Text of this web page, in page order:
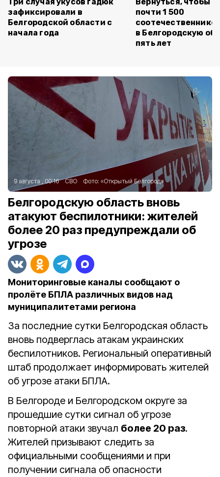
зафиксировали в
Белгородской области с
начала года
почти 1 500
в Белгородскую
пять лет
9 августа , 00:16 СВО Фото: «Открытый Белгород»
Белгородскую область вновь
атакуют беспилотники: жителей
более 20 раз предупреждали об
угрозе
Мониторинговые каналы сообщают о
пролёте БПЛА различных видов над
муниципалитетами региона
За последние сутки Белгородская область
вновь подверглась атакам украинских
беспилотников. Региональный оперативный
штаб продолжает информировать жителей
об угрозе атаки БПЛА.
В Белгороде и Белгородском округе за
прошедшие сутки сигнал об угрозе
повторной атаки звучал более 20 раз.
Жителей призывают следить за
официальными сообщениями и при
получении сигнала об опасности